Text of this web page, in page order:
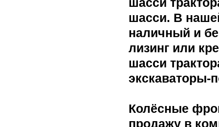
шасси. В
наличный и
лизинг или
шасси
экскаваторы-
Колёсные
продажу в